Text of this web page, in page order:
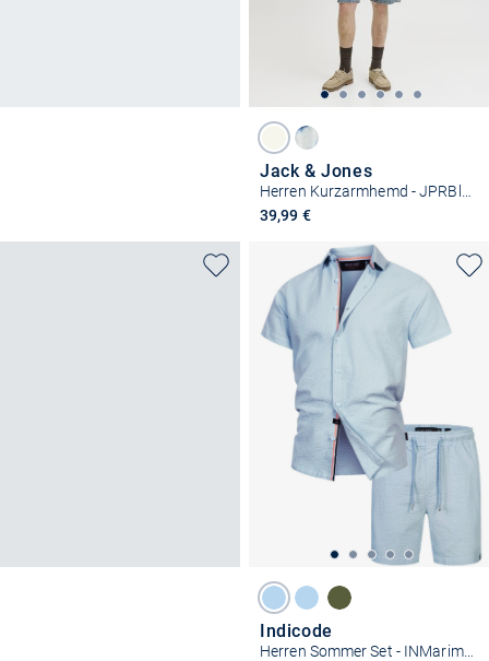
Jack & Jones
39,99 €
Indicode
Herren Sommer Set - INMarimba